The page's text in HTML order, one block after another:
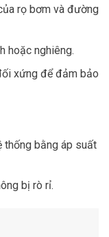
rọ bơm và đường
hoặc nghiêng.
xứng để đảm bảo
thống bằng áp suất
bị rò rỉ.